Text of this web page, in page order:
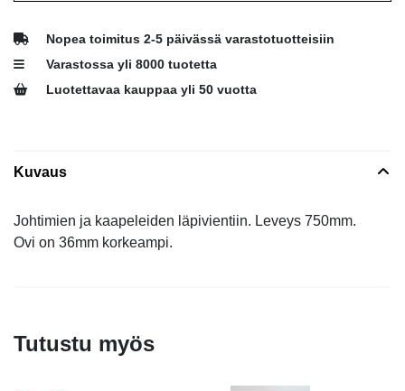
Nopea toimitus 2-5 päivässä varastotuotteisiin
Varastossa yli 8000 tuotetta
Luotettavaa kauppaa yli 50 vuotta
Kuvaus
Johtimien ja kaapeleiden läpivientiin. Leveys 750mm.
Ovi on 36mm korkeampi.
Tutustu myös